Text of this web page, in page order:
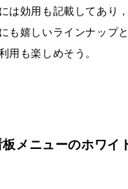
は効用も記載してあり
も嬉しいラインナップ
用も楽しめそう。
板メニューのホワイ